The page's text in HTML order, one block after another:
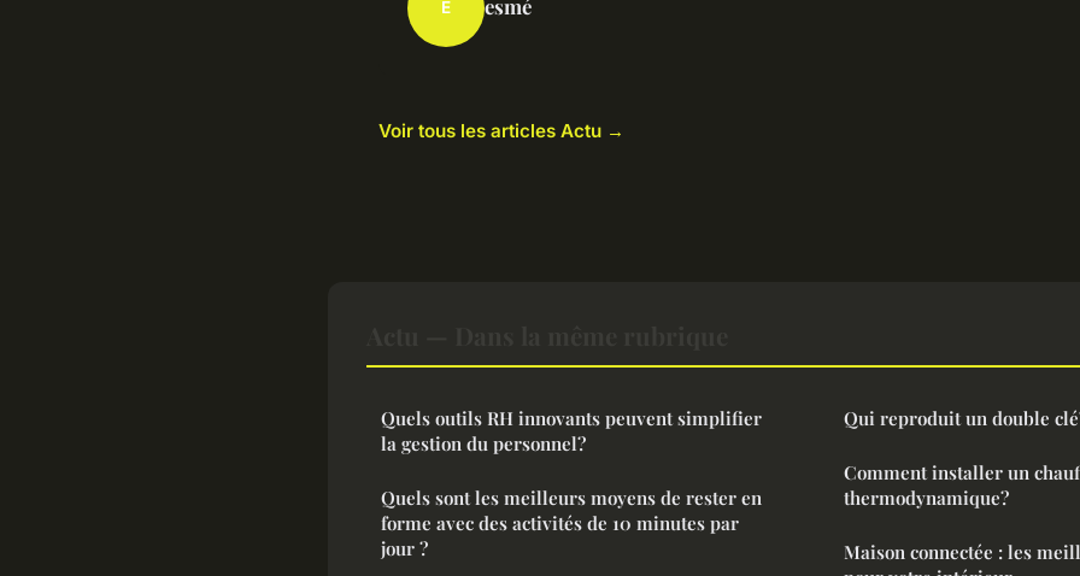
E esmé
Voir tous les articles Actu →
Quels outils RH innovants peuvent simplifier
la gestion du personnel?
Quels sont les meilleurs moyens de rester en
forme avec des activités de 10 minutes par
jour ?
Qui reproduit un double
Comment installer un
thermodynamique?
Maison connectée : les